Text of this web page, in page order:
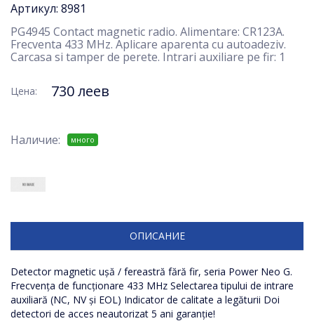
Артикул: 8981
PG4945 Contact magnetic radio. Alimentare: CR123A.
Frecventa 433 MHz. Aplicare aparenta cu autoadeziv.
Carcasa si tamper de perete. Intrari auxiliare pe fir: 1
Цена: 730 леев
Наличие: много
ОПИСАНИЕ
Detector magnetic ușă / fereastră fără fir, seria Power Neo G.
Frecvența de funcționare 433 MHz Selectarea tipului de intrare
auxiliară (NC, NV și EOL) Indicator de calitate a legăturii Doi
detectori de acces neautorizat 5 ani garanție!